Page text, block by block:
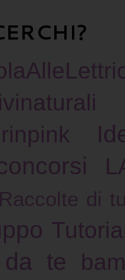
Raccolte di
te